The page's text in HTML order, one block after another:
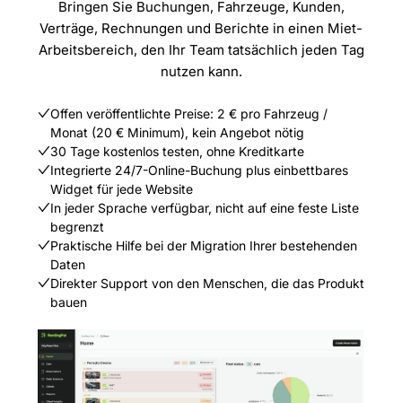
Bringen Sie Buchungen, Fahrzeuge, Kunden,
Verträge, Rechnungen und Berichte in einen Miet-
Arbeitsbereich, den Ihr Team tatsächlich jeden Tag
nutzen kann.
Offen veröffentlichte Preise: 2 € pro Fahrzeug /
Monat (20 € Minimum), kein Angebot nötig
30 Tage kostenlos testen, ohne Kreditkarte
Integrierte 24/7-Online-Buchung plus einbettbares
Widget für jede Website
In jeder Sprache verfügbar, nicht auf eine feste Liste
begrenzt
Praktische Hilfe bei der Migration Ihrer bestehenden
Daten
Direkter Support von den Menschen, die das Produkt
bauen